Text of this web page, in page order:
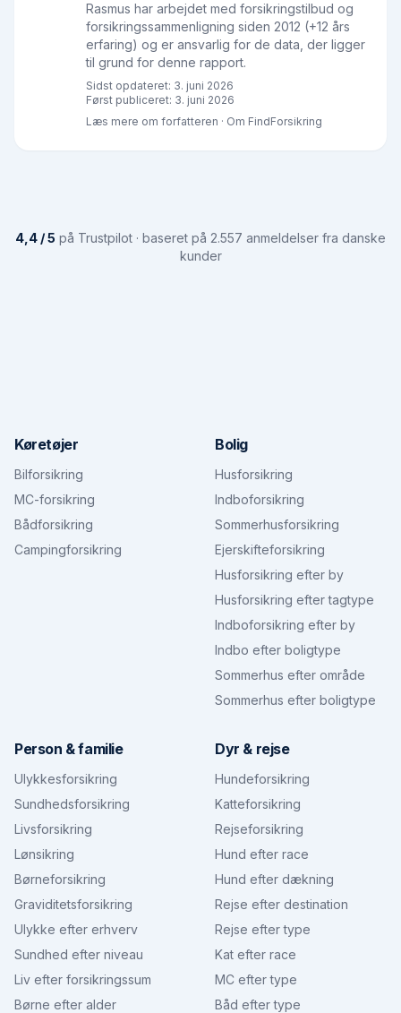
Rasmus har arbejdet med forsikringstilbud og
forsikringssammenligning siden 2012 (+12 års
erfaring) og er ansvarlig for de data, der ligger
til grund for denne rapport.
Sidst opdateret: 3. juni 2026
Først publiceret: 3. juni 2026
Læs mere om forfatteren · Om FindForsikring
4,4 / 5 på Trustpilot · baseret på 2.557 anmeldelser fra danske
kunder
Køretøjer
Bilforsikring
MC-forsikring
Bådforsikring
Campingforsikring
Bolig
Husforsikring
Indboforsikring
Sommerhusforsikring
Ejerskifteforsikring
Husforsikring efter by
Husforsikring efter tagtype
Indboforsikring efter by
Indbo efter boligtype
Sommerhus efter område
Sommerhus efter boligtype
Person & familie
Ulykkesforsikring
Sundhedsforsikring
Livsforsikring
Lønsikring
Børneforsikring
Graviditetsforsikring
Ulykke efter erhverv
Sundhed efter niveau
Liv efter forsikringssum
Børne efter alder
Dyr & rejse
Hundeforsikring
Katteforsikring
Rejseforsikring
Hund efter race
Hund efter dækning
Rejse efter destination
Rejse efter type
Kat efter race
MC efter type
Båd efter type